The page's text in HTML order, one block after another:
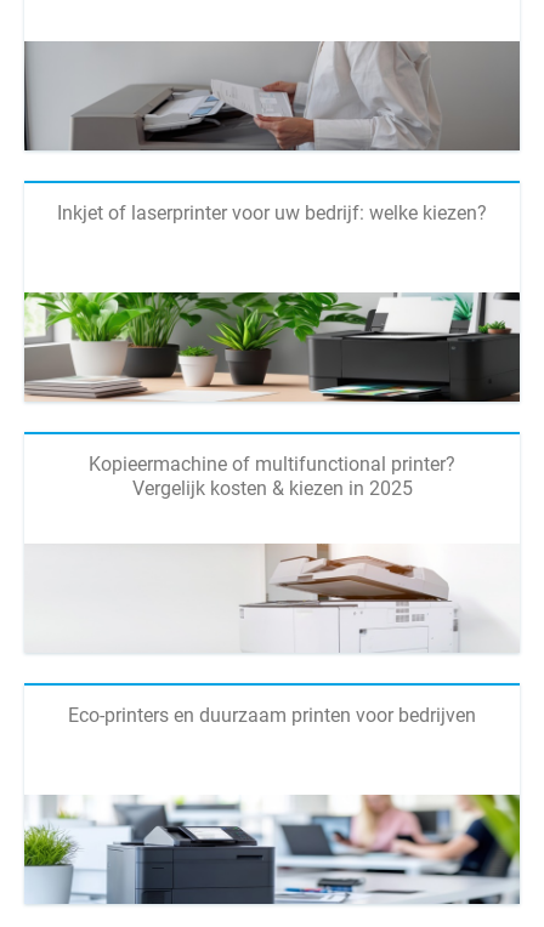
Inkjet of laserprinter voor uw bedrijf: welke kiezen?
Kopieermachine of multifunctional printer?
Vergelijk kosten & kiezen in 2025
Eco-printers en duurzaam printen voor bedrijven